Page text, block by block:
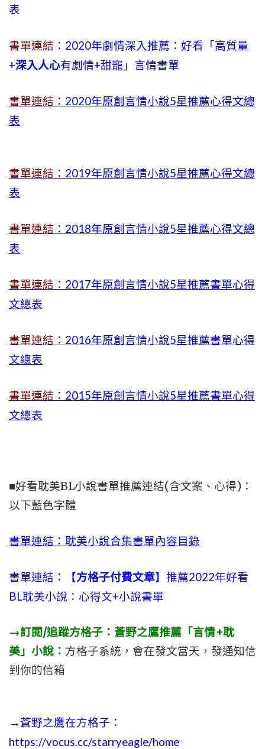
表
書單連結： 2020年劇情深入推薦：好看「高質量
+深入人心有劇情+甜寵」言情書單
書單連結： 2020年原創言情小說5星推薦心得文總
表
書單連結： 2019年原創言情小說5星推薦心得文總
表
書單連結 ：2018年原創言情小說5星推薦心得文總
表
書單連結： 2017年原創言情小說5星推薦書單心得
文總表
書單連結 ：2016年原創言情小說5星推薦書單心得
文總表
書單連結 ：2015年原創言情小說5星推薦書單心得
文總表
■好看耽美BL小說書單推薦連結(含文案、心得)：
以下藍色字體
書單連結：耽美小說合集書單內容目錄
書單連結：【方格子付費文章】推薦2022年好看
BL耽美小說：心得文+小說書單
→訂閱/追蹤方格子：蒼野之鷹推薦「言情+耽
美」小說： 方格子系統，會在發文當天，發通知信
到你的信箱
→蒼野之鷹在方格子：
https://vocus.cc/starryeagle/home